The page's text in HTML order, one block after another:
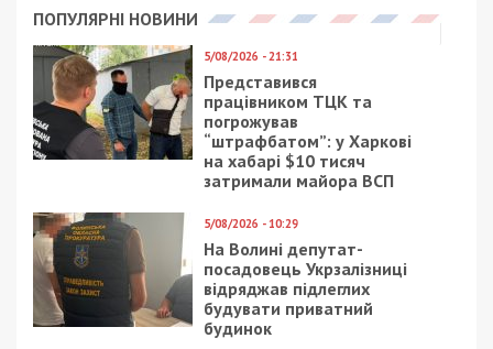
ПОПУЛЯРНІ НОВИНИ
5/08/2026 - 21:31
Представився
працівником ТЦК та
погрожував
“штрафбатом”: у Харкові
на хабарі $10 тисяч
затримали майора ВСП
5/08/2026 - 10:29
На Волині депутат-
посадовець Укрзалізниці
відряджав підлеглих
будувати приватний
будинок